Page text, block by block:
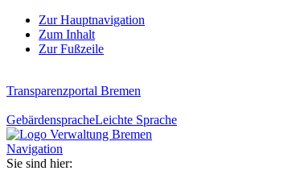
Zur Hauptnavigation
Zum Inhalt
Zur Fußzeile
Transparenzportal Bremen
GebärdenspracheLeichte Sprache
Navigation
Sie sind hier: